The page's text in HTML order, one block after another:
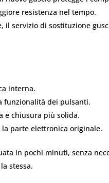
resistenza nel tempo.
, il servizio di sostituzione
interna.
funzionalità dei pulsanti.
e chiusura più solida.
parte elettronica originale.
in pochi minuti, senza
stessa.